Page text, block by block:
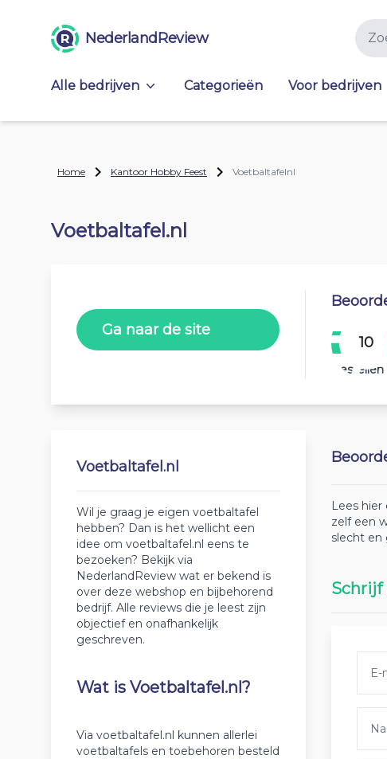
NederlandReview
Alle bedrijven Categorieën Voor bedrijven
Home Kantoor Hobby Feest Voetbaltafelnl
Voetbaltafel.nl
Ga naar de site
10
Bestellen
Voetbaltafel.nl
Wil je graag je eigen voetbaltafel
hebben? Dan is het wellicht een
idee om voetbaltafel.nl eens te
bezoeken? Bekijk via
NederlandReview wat er bekend is
over deze webshop en bijbehorend
bedrijf. Alle reviews die je leest zijn
objectief en onafhankelijk
geschreven.
Wat is Voetbaltafel.nl?
Via voetbaltafel.nl kunnen allerlei
voetbaltafels en toebehoren besteld
Lees
zelf een
slecht en
Schrijf